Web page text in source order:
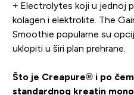
+ Electrolytes koji u jednoj
kolagen i elektrolite. The
Smoothie popularne su
uklopiti u širi plan prehrane.
Što je Creapure® i po
standardnog kreatin